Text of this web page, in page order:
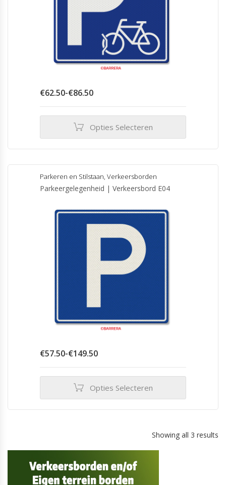
€62.50-€86.50Prijsklasse:
€86.50
Opties Selecteren
heeft
meerdere
variaties.
Deze
gekozen
worden
productpagina
Parkeren en Stilstaan, Verkeersborden
Parkeergelegenheid | Verkeersbord E04
€57.50-€149.50Prijsklasse:
€149.50
Opties Selecteren
optie
kan
Showing all 3 results